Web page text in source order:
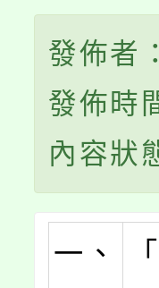
發佈者
發佈時
內容狀
一、